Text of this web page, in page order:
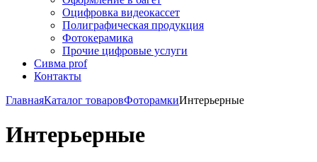
Оцифровка видеокассет
Полиграфическая продукция
Фотокерамика
Прочие цифровые услуги
Сивма prof
Контакты
ГлавнаяКаталог товаровФоторамкиИнтерьерные
Интерьерные